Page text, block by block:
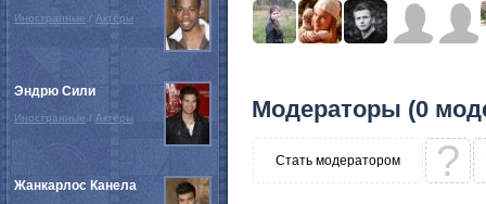
Модераторы (0
Стать модератором ?
Иностранные / Актёры
Эндрю Сили
Иностранные / Актёры
Жанкарлос Канела